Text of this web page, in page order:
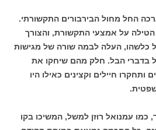
החל מחול הבירבורים התקשורתי.
על אמצעי התקשורת, והצורך
כלשהו, העלה לבמה שורה של מגישות
בדברי הבל. חלק מהם שיחקו את
חיילים וקצינים כאילו היו
כמו עמנואל רוזן למשל, המשיכו בקו